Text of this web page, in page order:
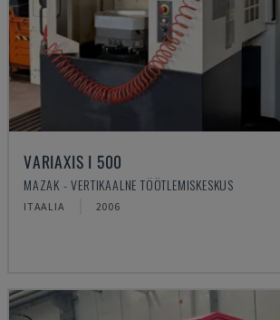
VARIAXIS I 500
MAZAK - VERTIKAALNE TÖÖTLEMISKESKUS
ITAALIA 2006